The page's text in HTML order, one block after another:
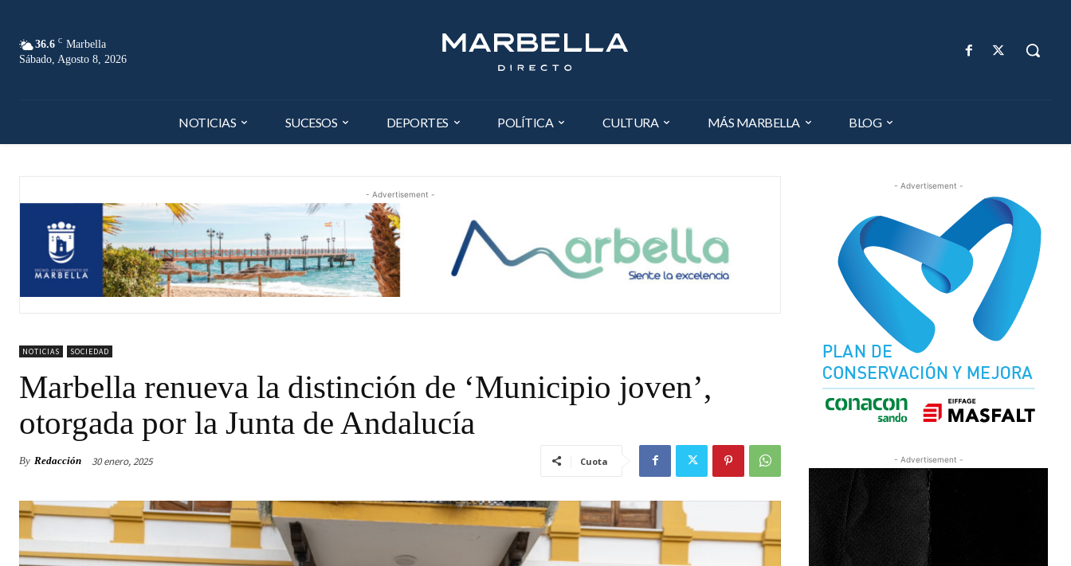
36.6 C Marbella
Sábado, Agosto 8, 2026
NOTICIAS SUCESOS DEPORTES POLÍTICA CULTURA MÁS MARBELLA BLOG
- Advertisement -
NOTICIAS SOCIEDAD
Marbella renueva la distinción de ‘Municipio joven’,
otorgada por la Junta de Andalucía
By Redacción 30 enero, 2025 Cuota
- Advertisement -
- Advertisement -